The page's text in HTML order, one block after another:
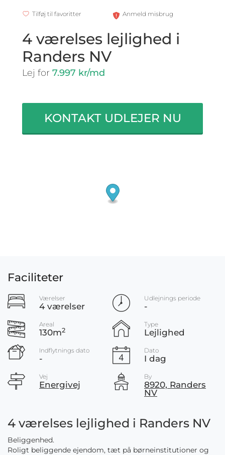
Tilføj til favoritter Anmeld misbrug
4 værelses lejlighed i
Randers NV
Lej for 7.997 kr/md
KONTAKT UDLEJER NU
Faciliteter
Værelser
4 værelser
Udlejnings periode
-
Areal
130m2
Type
Lejlighed
Indflytnings dato
-
Dato
I dag
Vej
Energivej
By
8920, Randers
NV
4 værelses lejlighed i Randers NV
Beliggenhed.
Roligt beliggende ejendom, tæt på børneinstitutioner og